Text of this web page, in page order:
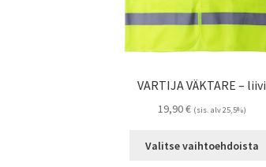
VARTIJA VÄKTARE – liivi
19,90€ (sis. alv 25,5%)
Valitse vaihtoehdoista